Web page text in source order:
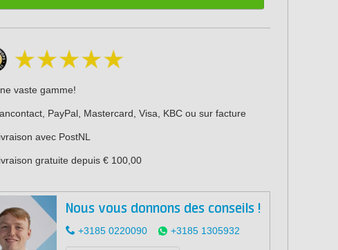
vaste gamme!
PayPal, Mastercard, Visa, KBC ou sur facture
avec PostNL
gratuite depuis € 100,00
Nous vous donnons des conseils !
+3185 0220090 +3185 1305932